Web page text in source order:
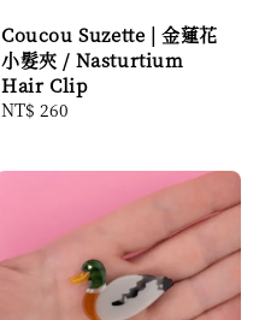
Coucou Suzette | 金蓮花
小髮夾 / Nasturtium
Hair Clip
Regular
NT$ 260